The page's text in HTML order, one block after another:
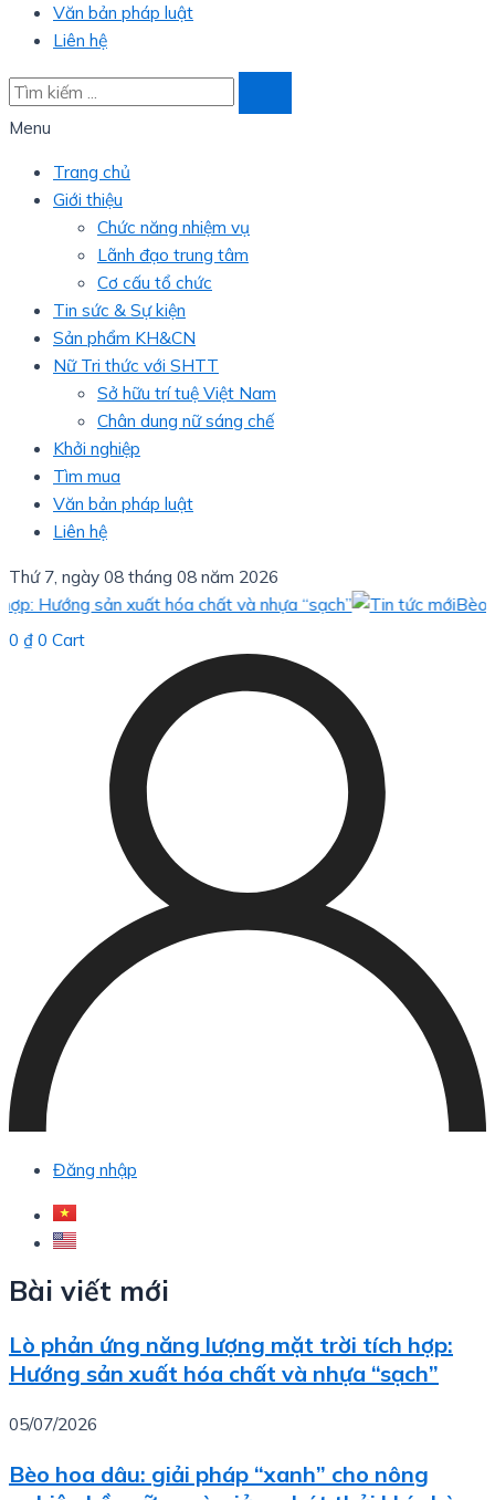
Văn bản pháp luật
Liên hệ
Menu
Trang chủ
Giới thiệu
Chức năng nhiệm vụ
Lãnh đạo trung tâm
Cơ cấu tổ chức
Tin sức & Sự kiện
Sản phẩm KH&CN
Nữ Tri thức với SHTT
Sở hữu trí tuệ Việt Nam
Chân dung nữ sáng chế
Khởi nghiệp
Tìm mua
Văn bản pháp luật
Liên hệ
Thứ 7, ngày 08 tháng 08 năm 2026
sản xuất hóa chất và nhựa “sạch”
Bèo hoa
0 ₫ 0 Cart
Đăng nhập
Bài viết mới
Lò phản ứng năng lượng mặt trời tích hợp:
Hướng sản xuất hóa chất và nhựa “sạch”
05/07/2026
Bèo hoa dâu: giải pháp “xanh” cho nông